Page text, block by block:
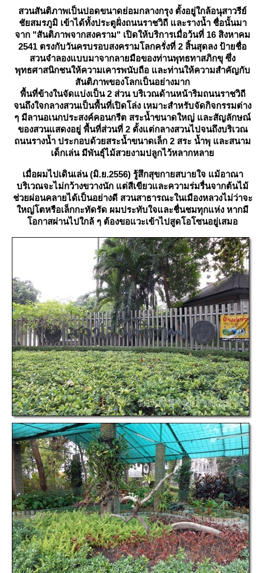
สวนสันติภาพเป็นปอดขนาดย่อมกลางกรุง ตั้งอยู่ใกล้อนุสาวรีย์
ชัยสมรภูมิ เข้าได้ทั้งประตูฝั่งถนนราชวิถี และรางน้ำ ชื่อนั้นมา
จาก "สันติภาพจากสงคราม" เปิดให้บริการเมื่อว้นที่ 16 สิงหาคม
2541 ตรงกับวันครบรอบสงครามโลกครั่งที่ 2 สิ้นสุดลง ป้ายชื่อ
สวนจำลองแบบมาจากลายมือของท่านพุทธทาสภิกขุ ซึ่ง
พุทธศาสนิกชนให้ความเคารพนับถือ และท่านให้ความสำคัญกับ
สันติภาพของโลกเป็นอย่างมาก
พื้นที่ข้างในจัดแบ่งเป็น2 ส่วน บริเวณด้านหน้าริมถนนราชวิถี
จนถึงใจกลางสวนเป็นพื้นที่เปิดโล่ง เหมาะสำหรับจัดกิจกรรมต่าง
ๆ มีลานอเนกประสงค์คอนกรีต สระน้ำขนาดใหญ่ และสัญลักษณ์
ของสวนแสดงอยู่ พื้นที่ส่วนที่ 2 ตั้งแต่กลางสวนไปจนถึงบริเวณ
ถนนรางน้ำ ประกอบด้วยสระน้ำขนาดเล็ก 2 สระ น้ำพุ และสนาม
เด็กเล่น มีพันธุ์ไม้สวยงามปลูกไว้หลากหลา
เมื่อผมไปเดินเล่น (มิ.ย.2556) รู้สึกสุขกายสบายใจ แม้อาณา
บริเวณจะไม่กว้างขวางนัก แต่สีเขียวและความร่มรื่นจากต้นไม้
ช่วยผ่อนคลายได้เป็นอย่างดี สวนสาธารณะในเมืองหลวงไม่ว่าจะ
หญ่โตหรือเล็กกะทัดรัด ผมประทับใจและชื่นชมทุกแห่ง หากมี
อกาสผ่านไปใกล้ ๆ ต้องขอแวะเข้าไปสูดโอโซนอยู่เสมอ